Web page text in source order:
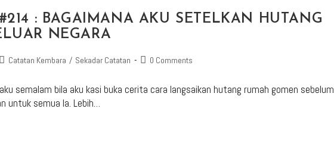
: BAGAIMANA AKU SETELKAN HUTANG
NEGARA
Catatan Kembara / Sekadar Catatan 0 Comments
semalam bila aku kasi buka cerita cara langsaikan hutang rumah gomen sebelum
untuk semua la. Lebih…